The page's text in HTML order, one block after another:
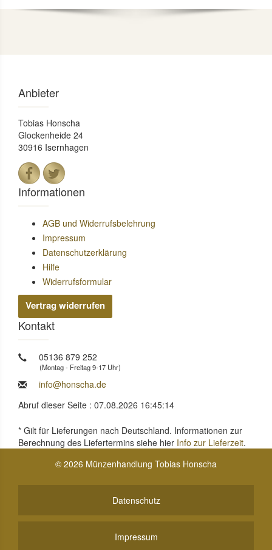
Anbieter
Tobias Honscha
Glockenheide 24
30916 Isernhagen
Informationen
AGB und Widerrufsbelehrung
Impressum
Datenschutzerklärung
Hilfe
Widerrufsformular
Vertrag widerrufen
Kontakt
05136 879 252
(Montag - Freitag 9-17 Uhr)
info@honscha.de
Abruf dieser Seite : 07.08.2026 16:45:14
* Gilt für Lieferungen nach Deutschland. Informationen zur
Berechnung des Liefertermins siehe hier Info zur Lieferzeit.
© 2026 Münzenhandlung Tobias Honscha
Datenschutz
Impressum